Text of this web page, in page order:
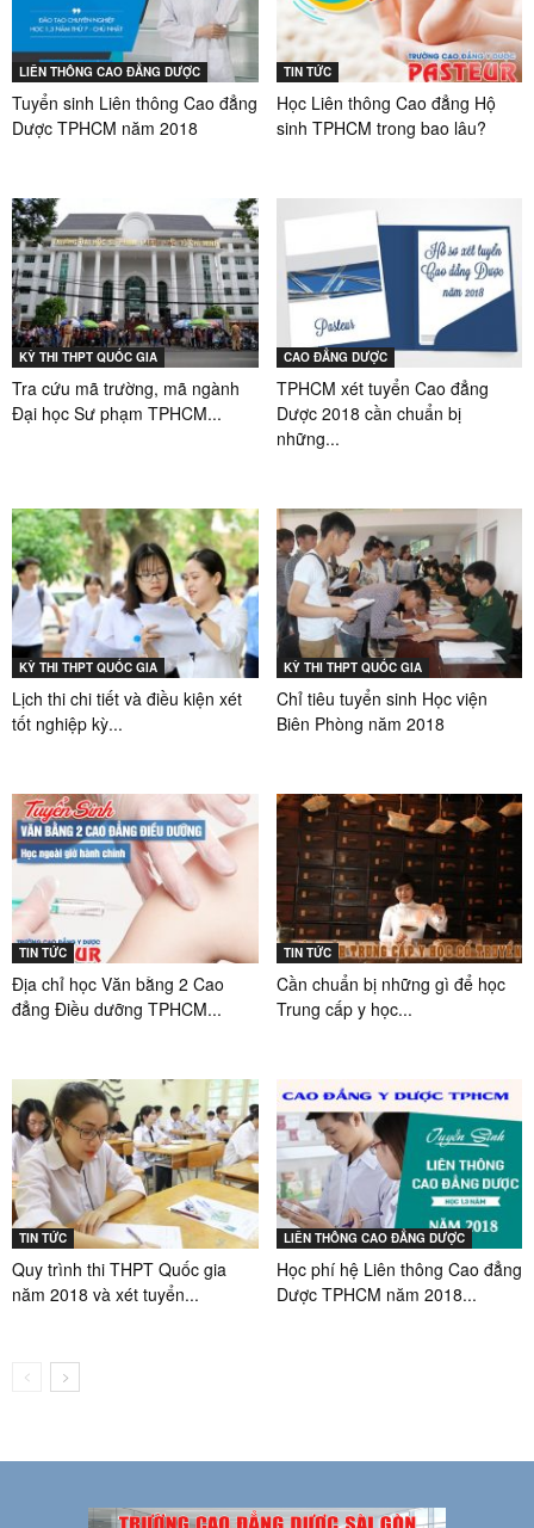
LIÊN THÔNG CAO ĐẲNG DƯỢC
Tuyển sinh Liên thông Cao đẳng
Dược TPHCM năm 2018
TIN TỨC
Học Liên thông Cao đẳng Hộ
sinh TPHCM trong bao lâu?
KỲ THI THPT QUỐC GIA
Tra cứu mã trường, mã ngành
Đại học Sư phạm TPHCM...
CAO ĐẲNG DƯỢC
TPHCM xét tuyển Cao đẳng
Dược 2018 cần chuẩn bị
những...
KỲ THI THPT QUỐC GIA
Lịch thi chi tiết và điều kiện xét
tốt nghiệp kỳ...
KỲ THI THPT QUỐC GIA
Chỉ tiêu tuyển sinh Học viện
Biên Phòng năm 2018
TIN TỨC
Địa chỉ học Văn bằng 2 Cao
đẳng Điều dưỡng TPHCM...
TIN TỨC
Cần chuẩn bị những gì để học
Trung cấp y học...
TIN TỨC
Quy trình thi THPT Quốc gia
năm 2018 và xét tuyển...
LIÊN THÔNG CAO ĐẲNG DƯỢC
Học phí hệ Liên thông Cao đẳng
Dược TPHCM năm 2018...